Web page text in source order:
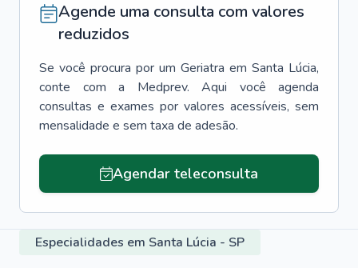
Agende uma consulta com valores
reduzidos
Se você procura por um Geriatra em Santa Lúcia,
conte com a Medprev. Aqui você agenda
consultas e exames por valores acessíveis, sem
mensalidade e sem taxa de adesão.
Agendar teleconsulta
Especialidades em Santa Lúcia - SP